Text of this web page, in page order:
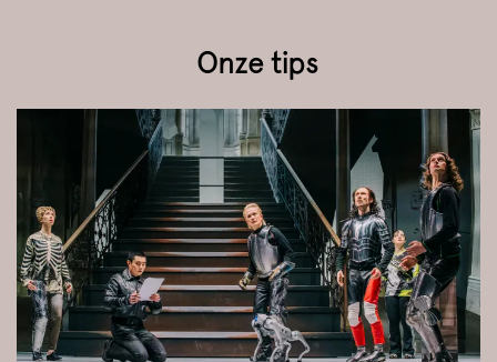
Onze tips